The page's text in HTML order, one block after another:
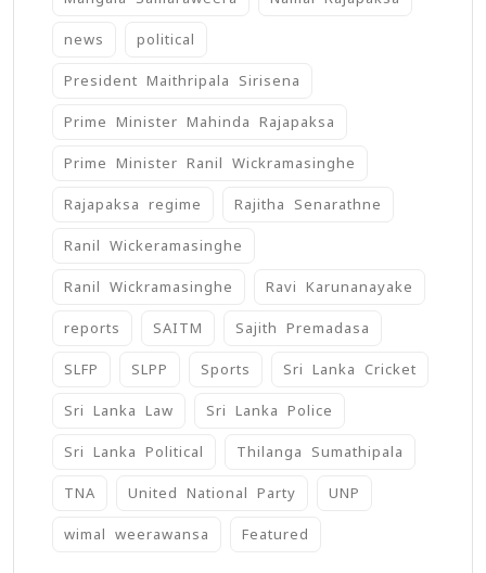
news political
President Maithripala Sirisena
Prime Minister Mahinda Rajapaksa
Prime Minister Ranil Wickramasinghe
Rajapaksa regime Rajitha Senarathne
Ranil Wickeramasinghe
Ranil Wickramasinghe Ravi Karunanayake
reports SAITM Sajith Premadasa
SLFP SLPP Sports Sri Lanka Cricket
Sri Lanka Law Sri Lanka Police
Sri Lanka Political Thilanga Sumathipala
TNA United National Party UNP
wimal weerawansa ‍Featured